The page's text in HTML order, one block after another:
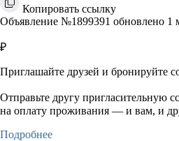
Копировать ссылку
Объявление №1899391 обновлено 1
₽
Приглашайте друзей и бронируйте
Отправьте другу пригласительную
на оплату проживания — и вам, и
Подробнее